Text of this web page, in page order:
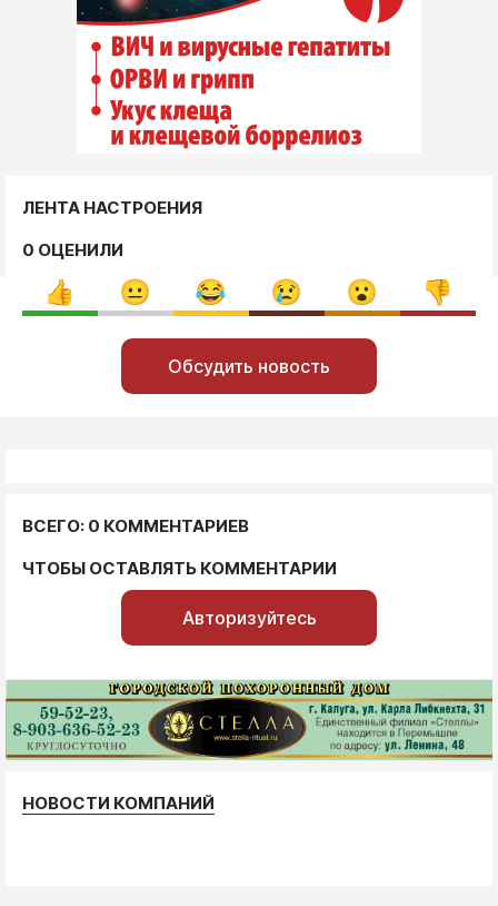
ЛЕНТА НАСТРОЕНИЯ
0 ОЦЕНИЛИ
Обсудить новость
ВСЕГО: 0 КОММЕНТАРИЕВ
ЧТОБЫ ОСТАВЛЯТЬ КОММЕНТАРИИ
Авторизуйтесь
НОВОСТИ КОМПАНИЙ